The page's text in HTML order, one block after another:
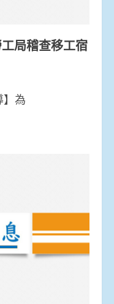
局稽查移工宿
】為